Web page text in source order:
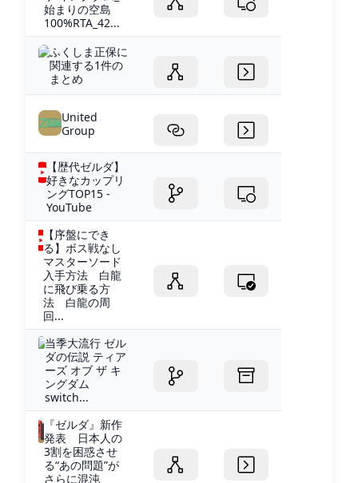
始まりの空島
100%RTA_42...
ふくしま正保に
関連する1件の
まとめ
United
Group
【歴代ゼルダ】
好きなカップリ
ングTOP15 -
YouTube
【序盤にでき
る】ボス戦なし
マスターソード
入手方法 白龍
に飛び乗る方
法 白龍の周
回...
当季大流行 ゼル
ダの伝説 ティア
ーズ オブ ザ キ
ングダム
switch...
『ゼルダ』新作
発表 日本人の
3割を困惑させ
る“あの問題”が
さらに混沌